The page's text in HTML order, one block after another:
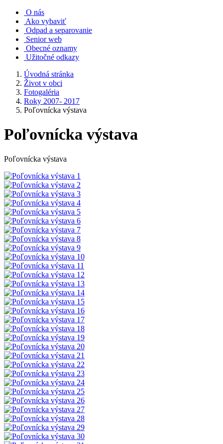
O nás
Ako vybaviť
Odpad a separovanie
Senior web
Obecné oznamy
Užitočné odkazy
Úvodná stránka
Život v obci
Fotogaléria
Roky 2007- 2017
Poľovnícka výstava
Poľovnícka výstava
Poľovnícka výstava